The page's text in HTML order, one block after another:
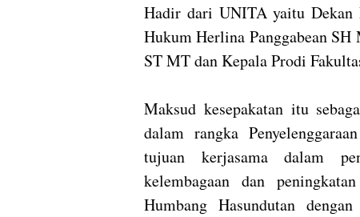
Hadir dari UNITA yaitu Dekan
Hukum Herlina Panggabean
ST MT dan Kepala Prodi
Maksud kesepakatan itu
dalam rangka
tujuan kerjasama dalam
kelembagaan dan
Humbang Hasundutan